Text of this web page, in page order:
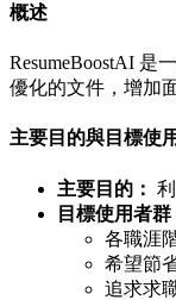
概述
ResumeBoostAI
優化的文件，增加
主要目的與目標使
主要目的：
目標使用者群
各職涯
希望節
追求求